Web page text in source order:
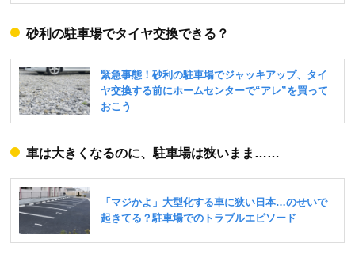
砂利の駐車場でタイヤ交換できる？
車は大きくなるのに、駐車場は狭いまま……